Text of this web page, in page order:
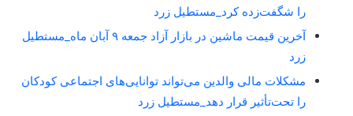
را شگفت‌زده کرد_مستطیل زرد
آخرین قیمت ماشین در بازار آزاد جمعه ۹ آبان ماه_مستطیل
زرد
مشکلات مالی والدین می‌تواند توانایی‌های اجتماعی کودکان
را تحت‌تأثیر قرار دهد_مستطیل زرد